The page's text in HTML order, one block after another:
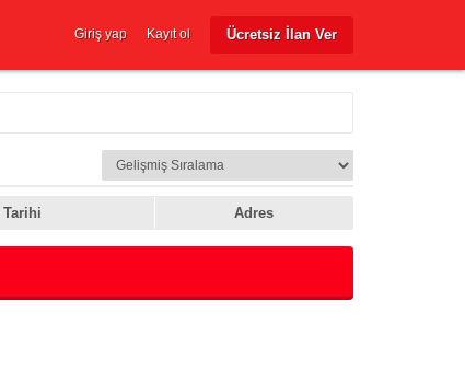
Giriş yap Kayıt ol Ücretsiz İlan Ver
Tarihi Adres